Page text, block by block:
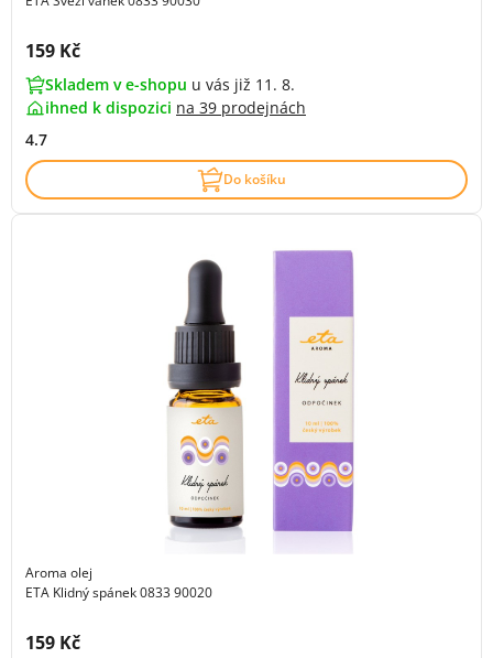
Cena s DPH:
159 Kč
Skladem v e-shopu u vás již 11. 8.
ihned k dispozici na 39 prodejnách
4.7
Do košíku
Aroma olej
ETA Klidný spánek 0833 90020
Cena s DPH:
159 Kč